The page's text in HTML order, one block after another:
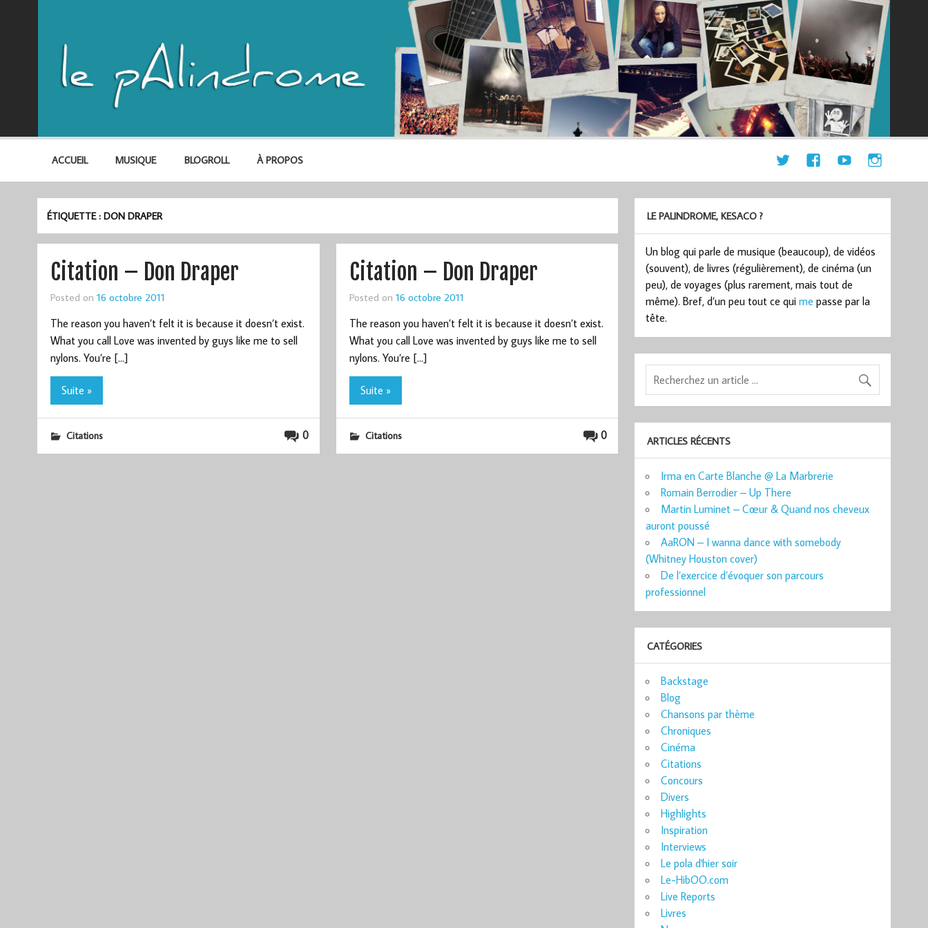
ACCUEIL MUSIQUE BLOGROLL À PROPOS
ÉTIQUETTE :DON DRAPER
Citation – Don Draper
Posted on 16 octobre 2011
The reason you haven’t felt it is because it doesn’t exist.
What you call Love was invented by guys like me to sell
nylons. You’re […]
Suite »
0
Citations
Citation – Don Draper
Posted on 16 octobre 2011
The reason you haven’t felt it is because it doesn’t exist.
What you call Love was invented by guys like me to sell
nylons. You’re […]
Suite »
0
Citations
LE PALINDROME, KESACO ?
Un blog qui parle de musique (beaucoup), de vidéos
(souvent), de livres (régulièrement), de cinéma (un
peu), de voyages (plus rarement, mais tout de
même). Bref, d’un peu tout ce quime passe par la
tête.
ARTICLES RÉCENTS
Irma en Carte Blanche @ La Marbrerie
Romain Berrodier – Up There
Martin Luminet – Cœur & Quand nos cheveux
auront poussé
AaRON – I wanna dance with somebody
(Whitney Houston cover)
De l’exercice d’évoquer son parcours
professionnel
CATÉGORIES
Backstage
Blog
Chansons par thème
Chroniques
Cinéma
Citations
Concours
Divers
Highlights
Inspiration
Interviews
Le pola d'hier soir
Le-HibOO.com
Live Reports
Livres